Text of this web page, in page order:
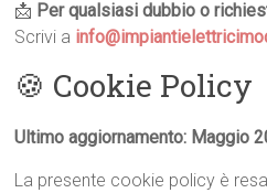
📩 Per qualsiasi dubbio o
Scrivi a
🍪 Cookie Policy
Ultimo aggiornamento: Maggio
La presente cookie policy è